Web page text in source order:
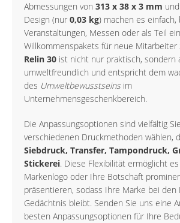
Abmessungen von 313 x 38 x 3 mm
Design (nur 0,03 kg) machen es einfach,
Veranstaltungen, Messen oder als Teil
Willkommenspakets für neue Mitarbeiter
Relin 30 ist nicht nur praktisch, sondern
umweltfreundlich und entspricht dem
des Umweltbewusstseins im
Unternehmensgeschenkbereich.
Die Anpassungsoptionen sind vielfältig
verschiedenen Druckmethoden wählen,
Siebdruck, Transfer, Tampondruck,
Stickerei. Diese Flexibilität ermöglicht
Markenlogo oder Ihre Botschaft
präsentieren, sodass Ihre Marke bei den
Gedächtnis bleibt. Senden Sie uns eine
besten Anpassungsoptionen für Ihre